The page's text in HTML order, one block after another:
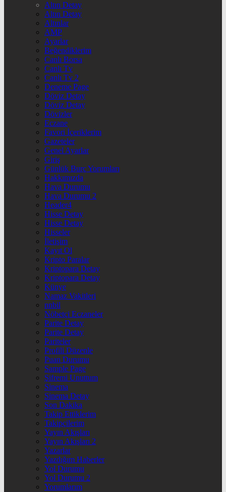
Altın Detay
Altın Detay
Altınlar
AMP
Ayarlar
Beğendiklerim
Canlı Borsa
Canlı Tv
Canlı Tv 2
Deneme Page
Döviz Detay
Döviz Detay
Dövizler
Eczane
Favori İçeriklerim
Gazeteler
Genel Ayarlar
Giriş
Günlük Burç Yorumları
Hakkımızda
Hava Durumu
Hava Durumu 2
Header4
Hisse Detay
Hisse Detay
Hisseler
İletişim
Kayıt Ol
Kripto Paralar
Kriptopara Detay
Kriptopara Detay
Künye
Namaz Vakitleri
nnbil
Nöbetçi Eczaneler
Parite Detay
Parite Detay
Pariteler
Profili Düzenle
Puan Durumu
Sample Page
Şifremi Unuttum
Sinema
Sinema Detay
Son Dakika
Takip Ettiklerim
Takipçilerim
Yayın Akışları
Yayın Akışları 2
Yazarlar
Yazdığım Haberler
Yol Durumu
Yol Durumu 2
Yorumlarım